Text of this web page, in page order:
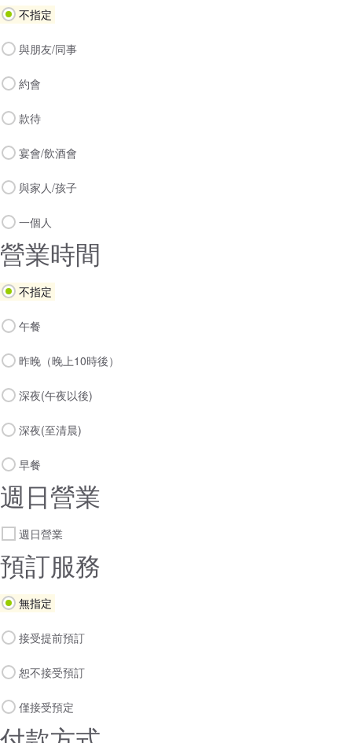
不指定
與朋友/同事
約會
款待
宴會/飲酒會
與家人/孩子
一個人
營業時間
不指定
午餐
昨晚（晚上10時後）
深夜(午夜以後)
深夜(至清晨)
早餐
週日營業
週日營業
預訂服務
無指定
接受提前預訂
恕不接受預訂
僅接受預定